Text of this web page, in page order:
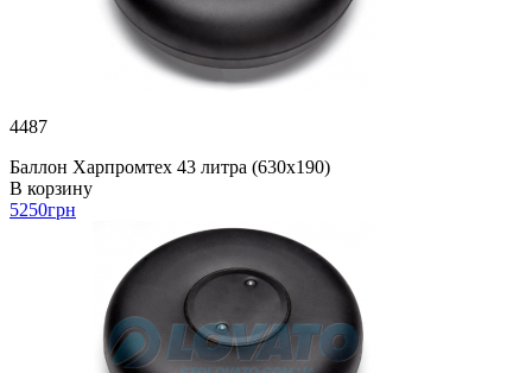
4487
Баллон Харпромтех 43 литра (630х190)
В корзину
5250грн